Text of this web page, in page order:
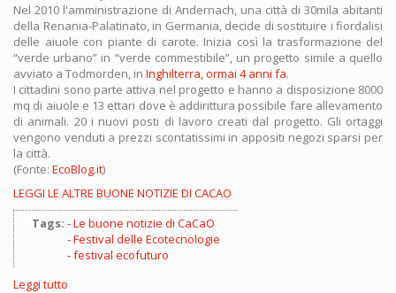
Nel 2010 l'amministrazione di Andernach, una città di 30mila abitanti
della Renania-Palatinato, in Germania, decide di sostituire i fiordalisi
delle aiuole con piante di carote. Inizia così la trasformazione del
“verde urbano” in “verde commestibile”, un progetto simile a quello
avviato a Todmorden, in Inghilterra, ormai 4 anni fa.
I cittadini sono parte attiva nel progetto e hanno a disposizione 8000
mq di aiuole e 13 ettari dove è addirittura possibile fare allevamento
di animali. 20 i nuovi posti di lavoro creati dal progetto. Gli ortaggi
vengono venduti a prezzi scontatissimi in appositi negozi sparsi per
la città.
(Fonte: EcoBlog.it)
LEGGI LE ALTRE BUONE NOTIZIE DI CACAO
Tags:
Le buone notizie di CaCaO
Festival delle Ecotecnologie
festival ecofuturo
Leggi tutto